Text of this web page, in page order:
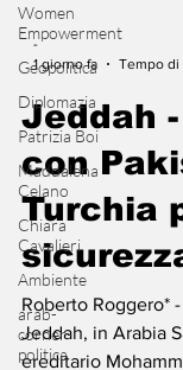
Women
Empowerment
Geopolitica
Diplomazia
Patrizia Boi
Maddalena
Celano
Chiara
Cavalieri
Ambiente
arab-
corner-
politica
1 giorno fa
Tempo
Jeddah -
con
Turchia
Roberto Roggero*